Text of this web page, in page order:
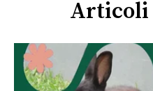
Articoli